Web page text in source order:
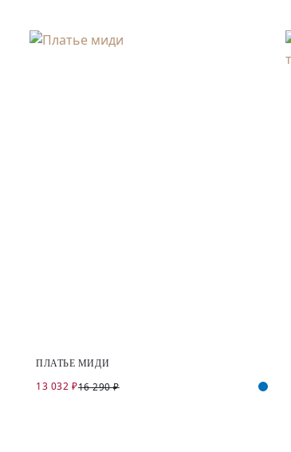
ПЛАТЬЕ МИДИ
13 032 ₽16 290 ₽